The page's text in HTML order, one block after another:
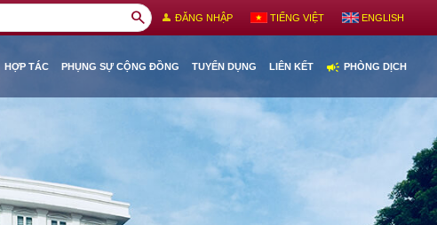
search person ĐĂNG NHẬP TIẾNG VIỆT ENGLISH
HỢP TÁC PHỤNG SỰ CỘNG ĐỒNG TUYỂN DỤNG LIÊN KẾT campaign PHÒNG DỊCH